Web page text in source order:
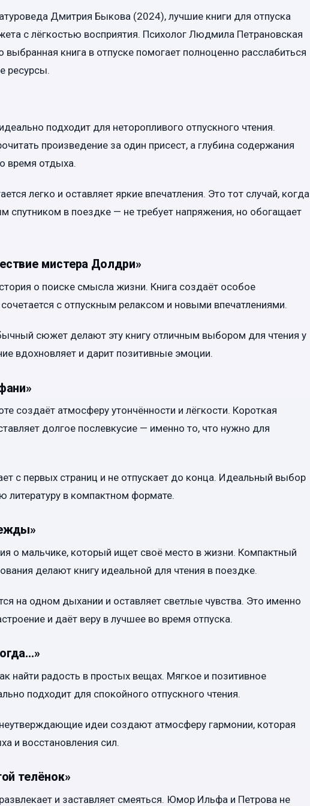
Дмитрия Быкова (2024), лучшие книги для отпуска
с лёгкостью восприятия. Психолог Людмила Петрановская
выбранная книга в отпуске помогает полноценно расслабиться
ресурсы.
подходит для неторопливого отпускного чтения.
произведение за один присест, а глубина содержания
время отдыха.
легко и оставляет яркие впечатления. Это тот случай, когда
спутником в поездке — не требует напряжения, но обогащает
мистера Долдри»
о поиске смысла жизни. Книга создаёт особое
с отпускным релаксом и новыми впечатлениями.
сюжет делают эту книгу отличным выбором для чтения у
вдохновляет и дарит позитивные эмоции.
создаёт атмосферу утончённости и лёгкости. Короткая
долгое послевкусие — именно то, что нужно для
с первых страниц и не отпускает до конца. Идеальный выбор
литературу в компактном формате.
о мальчике, который ищет своё место в жизни. Компактный
делают книгу идеальной для чтения в поездке.
на одном дыхании и оставляет светлые чувства. Это именно
и даёт веру в лучшее во время отпуска.
найти радость в простых вещах. Мягкое и позитивное
подходит для спокойного отпускного чтения.
идеи создают атмосферу гармонии, которая
и восстановления сил.
телёнок»
и заставляет смеяться. Юмор Ильфа и Петрова не